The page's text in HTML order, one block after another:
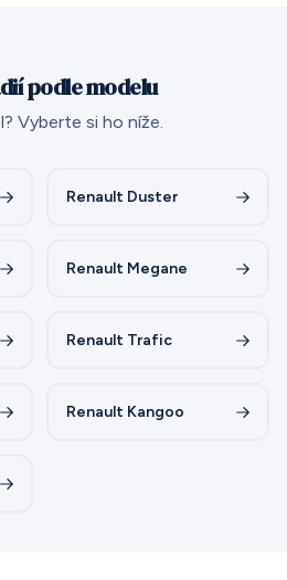
podle modelu
Vyberte si ho níže.
Renault Duster
Renault Megane
Renault Trafic
Renault Kangoo